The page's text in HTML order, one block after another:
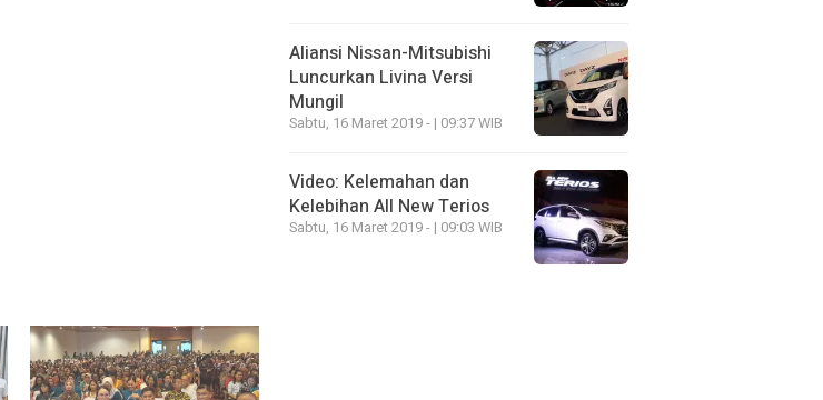
Aliansi Nissan-Mitsubishi
Luncurkan Livina Versi
Mungil
Sabtu, 16 Maret 2019 - | 09:37 WIB
Video: Kelemahan dan
Kelebihan All New Terios
Sabtu, 16 Maret 2019 - | 09:03 WIB